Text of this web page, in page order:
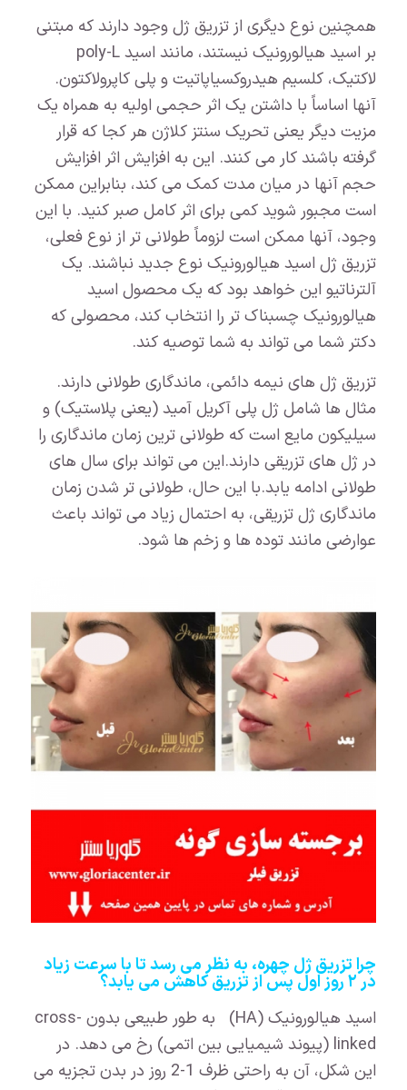
همچنین نوع دیگری از تزریق ژل وجود دارند که مبتنی
بر اسید هیالورونیک نیستند، مانند اسید poly-L
لاکتیک، کلسیم هیدروکسیاپاتیت و پلی کاپرولاکتون.
آنها اساساً با داشتن یک اثر حجمی اولیه به همراه یک
مزیت دیگر یعنی تحریک سنتز کلاژن هر کجا که قرار
گرفته باشند کار می کنند. این به افزایش اثر افزایش
حجم آنها در میان مدت کمک می کند، بنابراین ممکن
است مجبور شوید کمی برای اثر کامل صبر کنید. با این
وجود، آنها ممکن است لزوماً طولانی تر از نوع فعلی،
تزریق ژل اسید هیالورونیک نوع جدید نباشند. یک
آلترناتیو این خواهد بود که یک محصول اسید
هیالورونیک چسبناک تر را انتخاب کند، محصولی که
دکتر شما می تواند به شما توصیه کند.
تزریق ژل های نیمه دائمی، ماندگاری طولانی دارند.
مثال ها شامل ژل پلی آکریل آمید (یعنی پلاستیک) و
سیلیکون مایع است که طولانی ترین زمان ماندگاری را
در ژل های تزریقی دارند.این می تواند برای سال های
طولانی ادامه یابد.با این حال، طولانی تر شدن زمان
ماندگاری ژل تزریقی، به احتمال زیاد می تواند باعث
عوارضی مانند توده ها و زخم ها شود.
چرا تزریق ژل چهره، به نظر می رسد تا با سرعت زیاد
در ۲ روز اول پس از تزریق کاهش می یابد؟
اسید هیالورونیک (HA) به طور طبیعی بدون cross-
linked (پیوند شیمیایی بین اتمی) رخ می دهد. در
این شکل، آن به راحتی ظرف 1-2 روز در بدن تجزیه می